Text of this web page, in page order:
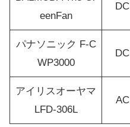
eenFan
DC
パナソニック F-C
WP3000
DC
アイリスオーヤマ
LFD-306L
AC